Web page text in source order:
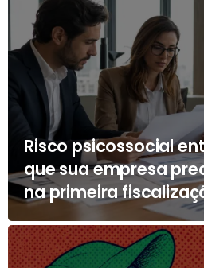
Risco psicossocial
que sua empresa
na primeira